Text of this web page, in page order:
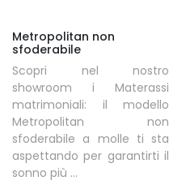
Metropolitan non
sfoderabile
Scopri nel nostro
showroom i Materassi
matrimoniali: il modello
Metropolitan non
sfoderabile a molle ti sta
aspettando per garantirti il
sonno più ...